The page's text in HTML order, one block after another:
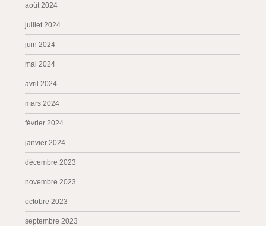
août 2024
juillet 2024
juin 2024
mai 2024
avril 2024
mars 2024
février 2024
janvier 2024
décembre 2023
novembre 2023
octobre 2023
septembre 2023